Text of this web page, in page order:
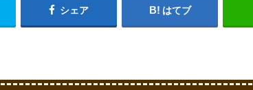
シェア はてブ